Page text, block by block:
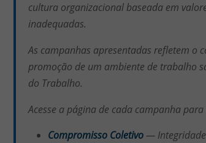
cultura organizacional baseada em
inadequadas.
As campanhas apresentadas refletem
promoção de um ambiente de trabalho
do Trabalho.
Acesse a página de cada campanha
Compromisso Coletivo— Integridade